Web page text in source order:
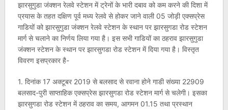
झारसुगुडा जंक्शन रेलवे स्टेशन में ट्रेनों के भारी दबाव को कम करने की दिशा में
प्रयास के तहत दक्षिण पूर्व मध्य रेलवे से होकर जाने वाली 05 जोड़ी एक्सप्रेस
गाडियों को झारसुगुडा जंक्शन रेलवे स्टेशन के स्थान पर झारसुगडा रोड स्टेशन
मार्ग से चलाने का निर्णय लिया गया है। इस सभी गाडियों का ठहराव झारसुगुडा
जंक्शन स्टेशन के स्थान पर झारसुगडा रोड स्टेशन में दिया गया है। विस्तृत
विवरण इसप्रकार है-
1. दिनांक 17 अक्टूबर 2019 से बलसाद से रवाना होने गाडी संख्या 22909
बलसाद-पुरी साप्ताहिक एक्सप्रेस झारसुगडा रोड स्टेशन मार्ग से चलेगी। इसका
झारसुगडा रोड स्टेशन में ठहराव का समय, आगमन 01.15 तथा प्रस्थान